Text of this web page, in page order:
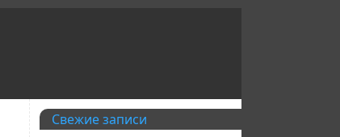
Свежие записи